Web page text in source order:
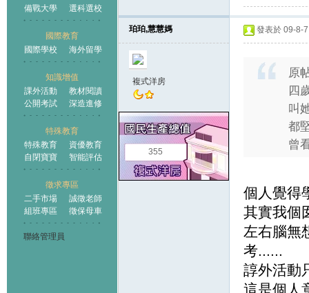
備戰大學
選科選校
國際教育
國際學校
海外留學
知識增值
課外活動
教材閱讀
公開考試
深造進修
特殊教育
特殊教育
資優教育
自閉寶寶
智能評估
徵求專區
二手市場
誠徵老師
組班專區
徵保母車
聯絡管理員
珀珀,慧慧媽
複式洋房
355
發表於 09-8-
原
四
叫
都
曾
個人覺得
其實我個
左右腦無
考......
諄外活動
這是個人